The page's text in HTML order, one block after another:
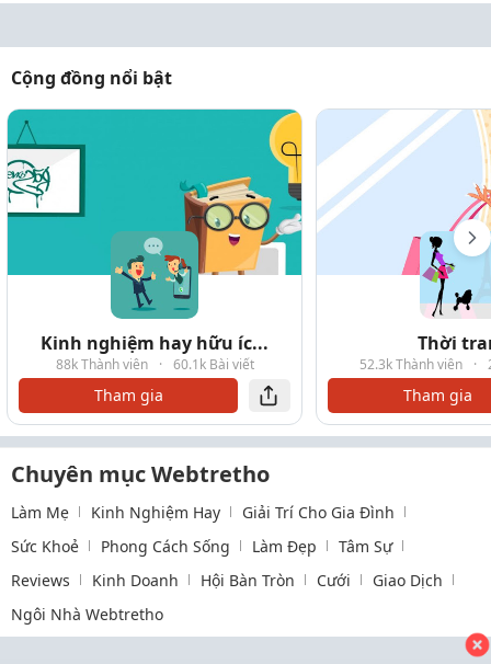
Cộng đồng nổi bật
Kinh nghiệm hay hữu íc...
88k Thành viên · 60.1k Bài viết
Tham gia
Thời
52.3k Thành viên ·
Tham gia
Chuyên mục Webtretho
Làm Mẹ Kinh Nghiệm Hay
Giải Trí Cho Gia Đình
Sức Khoẻ
Phong Cách Sống Làm Đẹp
Tâm Sự
Reviews
Kinh Doanh Hội Bàn Tròn Cưới
Giao Dịch
Ngôi Nhà Webtretho